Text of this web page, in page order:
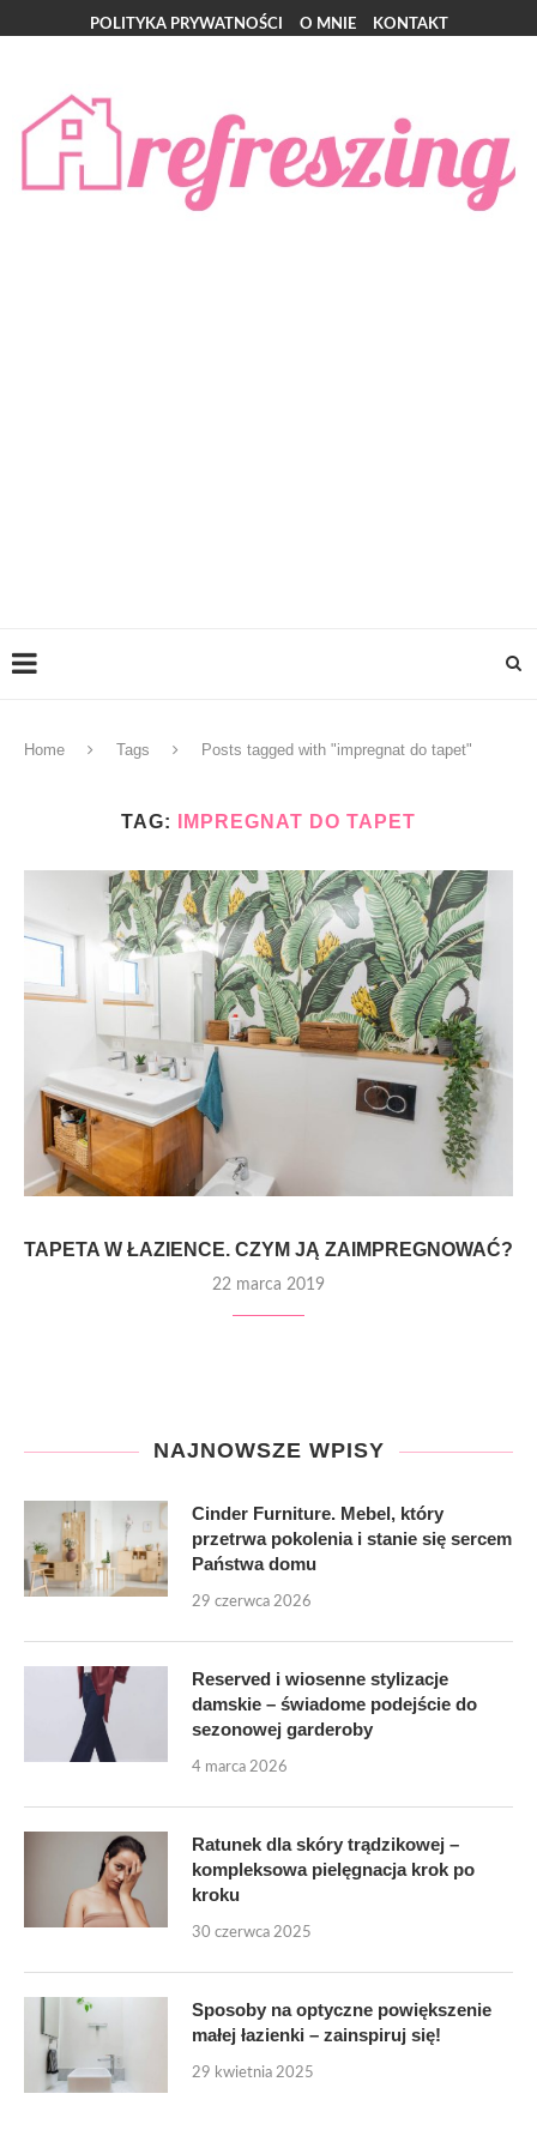
POLITYKA PRYWATNOŚCI O MNIE KONTAKT
Home Tags Posts tagged with "impregnat do tapet"
TAG: IMPREGNAT DO TAPET
TAPETA W ŁAZIENCE. CZYM JĄ ZAIMPREGNOWAĆ?
22 marca 2019
NAJNOWSZE WPISY
Cinder Furniture. Mebel, który
przetrwa pokolenia i stanie się sercem
Państwa domu
29 czerwca 2026
Reserved i wiosenne stylizacje
damskie – świadome podejście do
sezonowej garderoby
4 marca 2026
Ratunek dla skóry trądzikowej –
kompleksowa pielęgnacja krok po
kroku
30 czerwca 2025
Sposoby na optyczne powiększenie
małej łazienki – zainspiruj się!
29 kwietnia 2025